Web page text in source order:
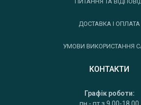
ДОСТАВКА І ОПЛАТА
УМОВИ ВИКОРИСТАННЯ
КОНТАКТИ
Графік роботи:
пн - пт з 9.00-18.00